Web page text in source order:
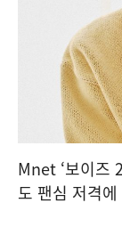
Mnet ‘보이즈
도 팬심 저격